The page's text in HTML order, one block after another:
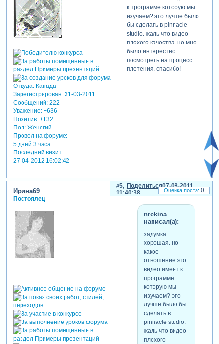
Откуда:Канада
Зарегистрирован: 31-03-2011
Сообщений:222
Уважение: +636
Позитив: +132
Пол:Женский
Провел на форуме:
5 дней 3 часа
Последний визит:
27-04-2012 16:02:42
к программе которую мы
изучаем? это лучше было
бы сделать в pinnacle
studio. жаль что видео
плохого качества. но мне
было интерестно
посмотреть на процесс
плетения. спасибо!
Поделиться
5
07-08-2011
11:40:38
Ирина69
Постоялец
nrokina
написал(а):
задумка
хорошая. но
какое
отношение это
видео имеет к
программе
которую мы
изучаем? это
лучше было бы
сделать в
pinnacle studio.
жаль что видео
плохого
0